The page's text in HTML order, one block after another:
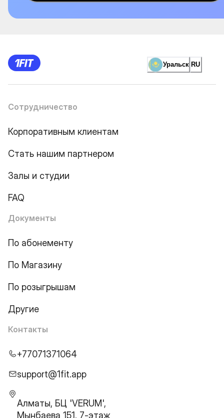
Уральск RU
Сотрудничество
Корпоративным клиентам
Стать нашим партнером
Залы и студии
FAQ
Документы
По абонементу
По Магазину
По розыгрышам
Другие
Контакты
+77071371064
support@1fit.app
Алматы, БЦ 'VERUM',
Мынбаева 151, 7-этаж